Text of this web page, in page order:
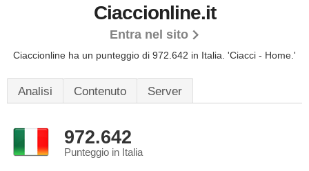
Ciaccionline.it
Entra nel sito
Ciaccionline ha un punteggio di 972.642 in Italia. 'Ciacci - Home.'
Analisi Contenuto Server
972.642
Punteggio in Italia